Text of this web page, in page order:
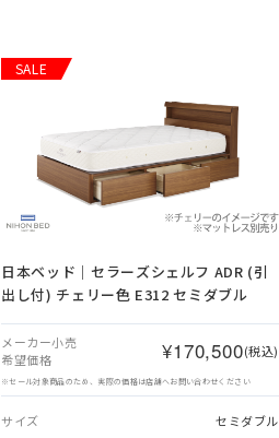
SALE
日本ベッド｜セラーズシェルフ ADR (引
出し付) チェリー色 E312 セミダブル
メーカー小売
希望価格
¥170,500(税込)
※セール対象商品のため、実際の価格は店舗へお問い合わせください
サイズ セミダブル